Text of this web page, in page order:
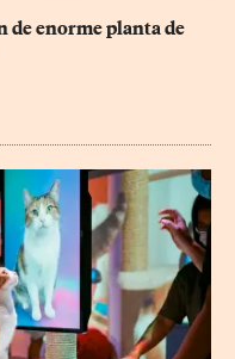
de enorme planta de